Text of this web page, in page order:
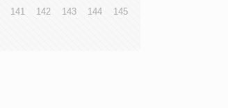
141 142 143 144 145